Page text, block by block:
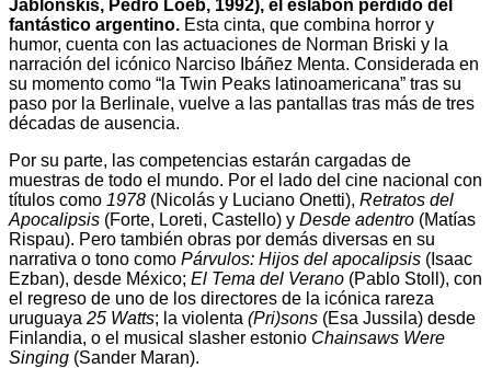
Jablonskis, Pedro Loeb, 1992), el eslabón perdido del
fantástico argentino. Esta cinta, que combina horror y
humor, cuenta con las actuaciones de Norman Briski y la
narración del icónico Narciso Ibáñez Menta. Considerada en
su momento como “la Twin Peaks latinoamericana” tras su
paso por la Berlinale, vuelve a las pantallas tras más de tres
décadas de ausencia.
Por su parte, las competencias estarán cargadas de
muestras de todo el mundo. Por el lado del cine nacional con
títulos como 1978 (Nicolás y Luciano Onetti), Retratos del
Apocalipsis (Forte, Loreti, Castello) y Desde adentro (Matías
Rispau). Pero también obras por demás diversas en su
narrativa o tono como Párvulos: Hijos del apocalipsis (Isaac
Ezban), desde México; El Tema del Verano (Pablo Stoll), con
el regreso de uno de los directores de la icónica rareza
uruguaya 25 Watts; la violenta (Pri)sons (Esa Jussila) desde
Finlandia, o el musical slasher estonio Chainsaws Were
Singing (Sander Maran).